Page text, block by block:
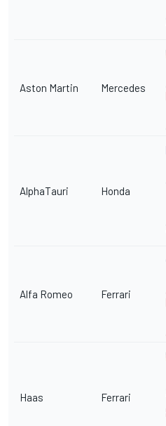
Aston Martin Mercedes
AlphaTauri Honda
Alfa Romeo Ferrari
Haas Ferrari